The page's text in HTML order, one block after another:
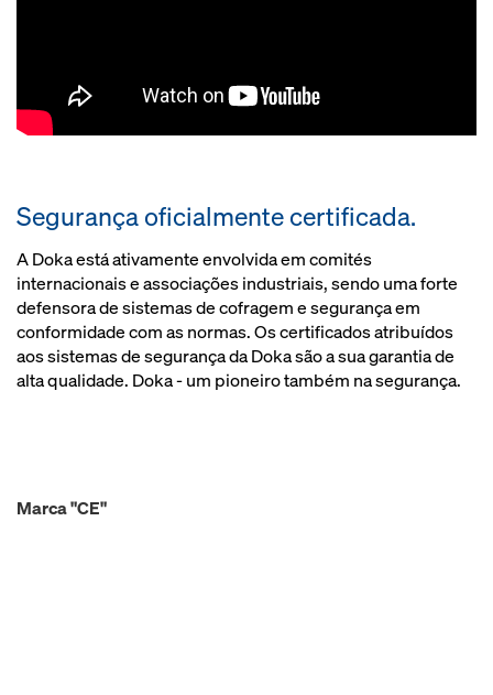
Segurança oficialmente certificada.
A Doka está ativamente envolvida em comités
internacionais e associações industriais, sendo uma forte
defensora de sistemas de cofragem e segurança em
conformidade com as normas. Os certificados atribuídos
aos sistemas de segurança da Doka são a sua garantia de
alta qualidade. Doka - um pioneiro também na segurança.
Marca "CE"